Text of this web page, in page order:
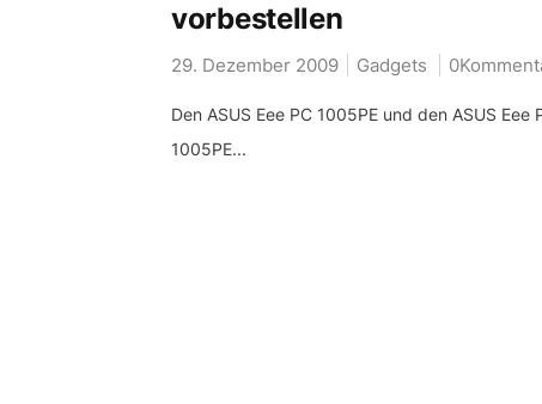
vorbestellen
29. Dezember 2009 Gadgets
Den ASUS Eee PC 1005PE und den ASUS
1005PE...